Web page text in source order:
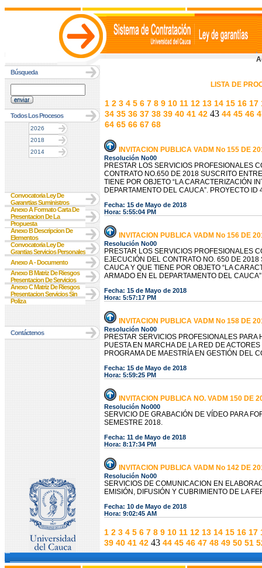
Búsqueda
Todos Los Procesos
2026
2018
2014
Convocatoria Ley De
Garanrtias Suministros
Anexo A Formato Carta De
Presentacion De La
Propuesta
Anexo B Descripcion De
Elementos
Convocatoria Ley De
Grantias Servicios Personales
Anexo A - Documento
Anexo B Matriz De Riesgos
Presentacion De Servicios
Anexo C Matriz De Riesgos
Presentacion Servicios Sin
Poliza
Contáctenos
LISTA DE
1 2 3 4 5 6 7 8 9 10 11 12 13 14 15 16 17
34 35 36 37 38 39 40 41 42 43 44 45 46
64 65 66 67 68
INVITACION PUBLICA VADM No 155 DE
Resolución No00
PRESTAR LOS SERVICIOS PROFESIONALES
CONTRATO NO.650 DE 2018 SUSCRITO
TIENE POR OBJETO “LA CARACTERIZACIÓN
DEPARTAMENTO DEL CAUCA”. PROYECTO ID
Fecha: 15 de Mayo de 2018
Hora: 5:55:04 PM
INVITACION PUBLICA VADM No 156 DE
Resolución No00
PRESTAR LOS SERVICIOS PROFESIONALES
EJECUCIÓN DEL CONTRATO NO. 650 DE
CAUCA Y QUE TIENE POR OBJETO “LA
ARMADO EN EL DEPARTAMENTO DEL
Fecha: 15 de Mayo de 2018
Hora: 5:57:17 PM
INVITACION PUBLICA VADM No 158 DE
Resolución No00
PRESTAR SERVICIOS PROFESIONALES
PUESTA EN MARCHA DE LA RED DE
PROGRAMA DE MAESTRÍA EN GESTIÓN DEL
Fecha: 15 de Mayo de 2018
Hora: 5:59:25 PM
INVITACION PUBLICA NO. VADM 150 DE
Resolución No000
SERVICIO DE GRABACIÓN DE VÍDEO PARA
SEMESTRE 2018.
Fecha: 11 de Mayo de 2018
Hora: 8:17:34 PM
INVITACION PUBLICA VADM No 142 DE
Resolución No00
SERVICIOS DE COMUNICACION EN
EMISIÓN, DIFUSIÓN Y CUBRIMIENTO DE LA
Fecha: 10 de Mayo de 2018
Hora: 9:02:45 AM
1 2 3 4 5 6 7 8 9 10 11 12 13 14 15 16 17
39 40 41 42 43 44 45 46 47 48 49 50 51